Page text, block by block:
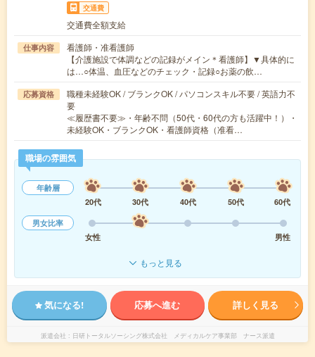
交通費
交通費全額支給
仕事内容
看護師・准看護師
【介護施設で体調などの記録がメイン＊看護師】▼具体的に
は…○体温、血圧などのチェック・記録○お薬の飲…
応募資格
職種未経験OK / ブランクOK / パソコンスキル不要 / 英語力不
要
≪履歴書不要≫・年齢不問（50代・60代の方も活躍中！）・
未経験OK・ブランクOK・看護師資格（准看…
職場の雰囲気
年齢層
20代
30代 40代 50代
60代
男女比率
女性
男性
もっと見る
気になる! 応募へ進む 詳しく見る
派遣会社 日研トータルソーシング株式会社 メディカルケア事業部 ナース派遣